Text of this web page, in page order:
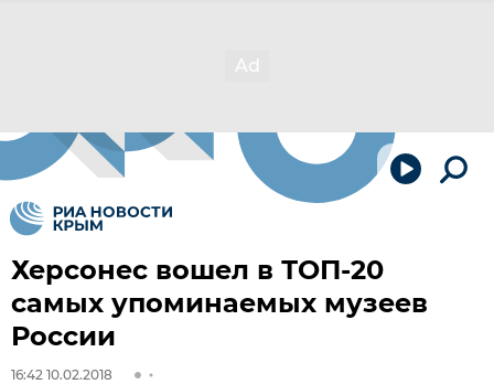
Херсонес вошел в ТОП-20
самых упоминаемых музеев
России
16:42 10.02.2018